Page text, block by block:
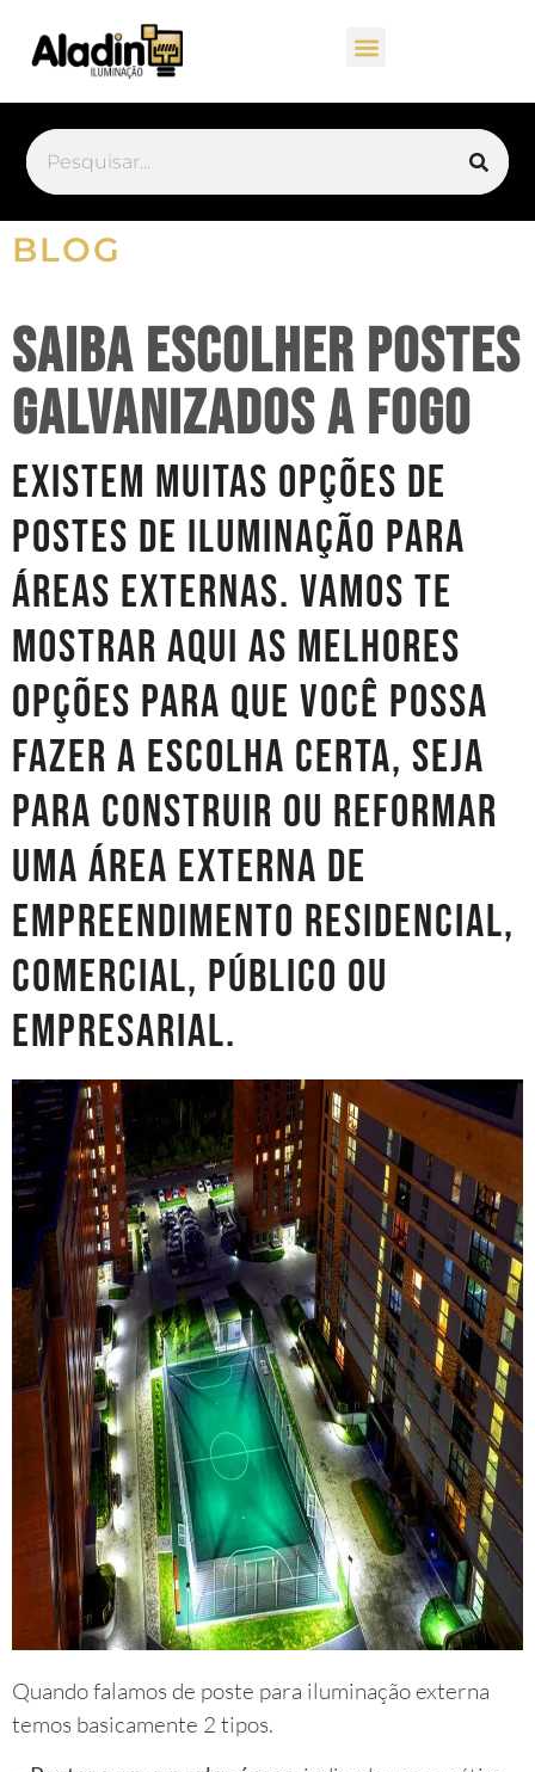
BLOG
Saiba escolher postes
galvanizados a fogo
Existem muitas opções de
postes de iluminação para
áreas externas. Vamos te
mostrar aqui as melhores
opções para que você possa
fazer a escolha certa, seja
para construir ou reformar
uma área externa de
empreendimento residencial,
comercial, público ou
empresarial.
Quando falamos de poste para iluminação externa
temos basicamente 2 tipos.